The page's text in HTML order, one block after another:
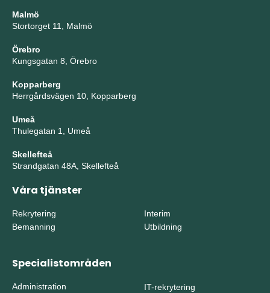
Malmö
Stortorget 11, Malmö
Örebro
Kungsgatan 8, Örebro
Kopparberg
Herrgårdsvägen 10, Kopparberg
Umeå
Thulegatan 1, Umeå
Skellefteå
Strandgatan 48A, Skellefteå
Våra tjänster
Rekrytering
Bemanning
Interim
Utbildning
Specialistområden
Administration
IT-rekrytering